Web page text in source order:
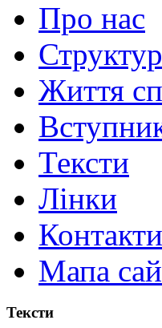
Про нас
Життя
Тексти
Лінки
Контакти
Мапа
Тексти